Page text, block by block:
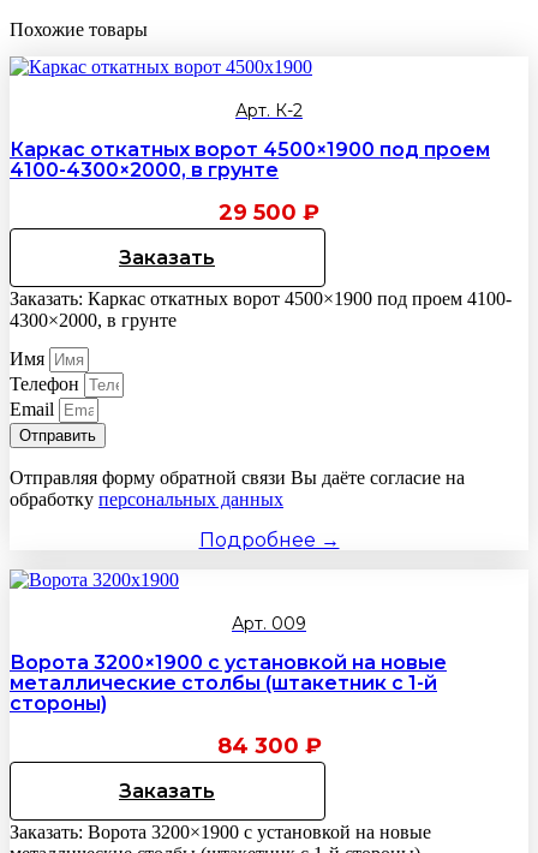
Похожие товары
Арт. К-2
Каркас откатных ворот 4500×1900 под проем
4100-4300×2000, в грунте
29 500 ₽
Заказать
Заказать: Каркас откатных ворот 4500×1900 под проем 4100-
4300×2000, в грунте
Имя
Телефон
Email
Отправить
Отправляя форму обратной связи Вы даёте согласие на
обработку персональных данных
Подробнее →
Арт. 009
Ворота 3200×1900 с установкой на новые
металлические столбы (штакетник с 1-й
стороны)
84 300 ₽
Заказать
Заказать: Ворота 3200×1900 с установкой на новые